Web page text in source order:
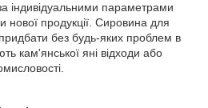
індивідуальними параметрами
нової продукції. Сировина для
без будь-яких проблем в
кам'янської яні відходи або